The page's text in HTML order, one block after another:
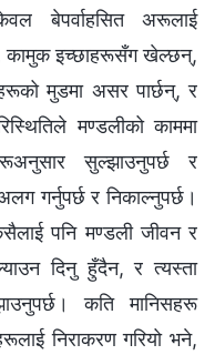
बेपर्वाहसित अरूलाई
कामुक इच्छाहरूसँग खेल्छन्,
मुडमा असर पार्छन्, र
मण्डलीको काममा
सुल्झाउनुपर्छ र
गर्नुपर्छ र निकाल्‍नुपर्छ।
पनि मण्डली जीवन र
दिनु हुँदैन, र त्यस्ता
कति मानिसहरू
निराकरण गरियो भने,